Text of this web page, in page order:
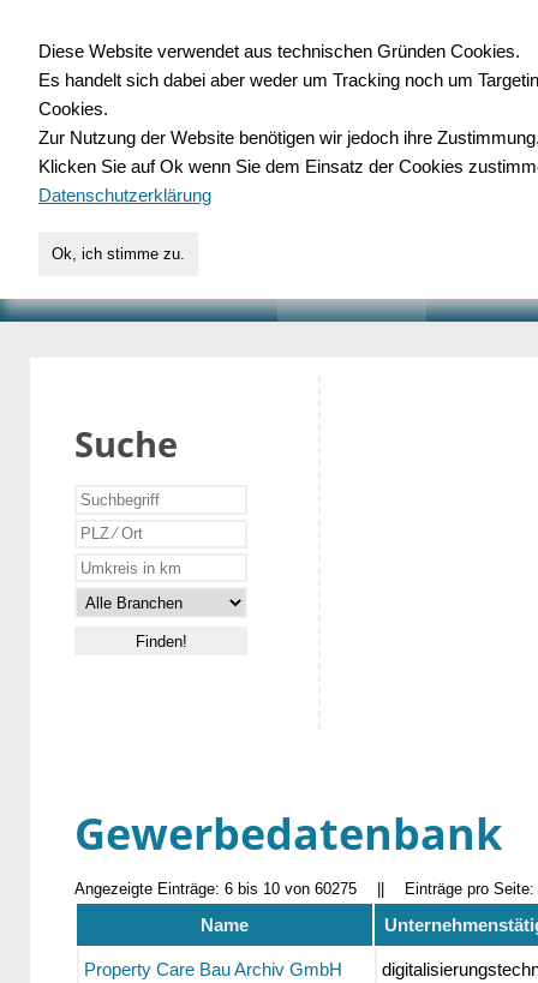
für Handwerk,
Suche
Gewerbedatenbank
Angezeigte Einträge: 6 bis 10 von 60275 Einträge pro Seite:
Name
Property Care Bau Archiv GmbH
Diese Website verwendet aus technischen Gründen Cookies.
Es handelt sich dabei aber weder um Tracking noch um
Cookies.
Zur Nutzung der Website benötigen wir jedoch ihre
Klicken Sie auf Ok wenn Sie dem Einsatz der Cookies
Datenschutzerklärung
Ok, ich stimme zu.